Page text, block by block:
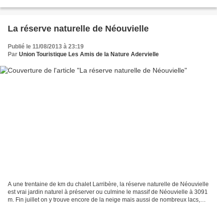
La réserve naturelle de Néouvielle
Publié le 11/08/2013 à 23:19
Par Union Touristique Les Amis de la Nature Adervielle
A une trentaine de km du chalet Larribère, la réserve naturelle de Néouvielle
est vrai jardin naturel à préserver ou culmine le massif de Néouvielle à 3091
m. Fin juillet on y trouve encore de la neige mais aussi de nombreux lacs,